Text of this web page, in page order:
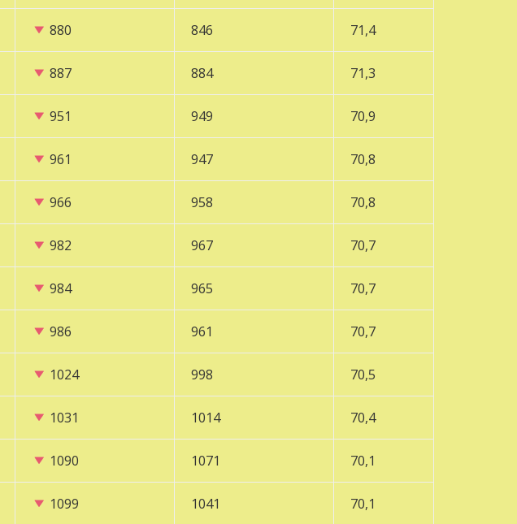
880 846 71,4
887 884 71,3
951 949 70,9
961 947 70,8
966 958 70,8
982 967 70,7
984 965 70,7
986 961 70,7
1024 998 70,5
1031 1014 70,4
1090 1071 70,1
1099 1041 70,1